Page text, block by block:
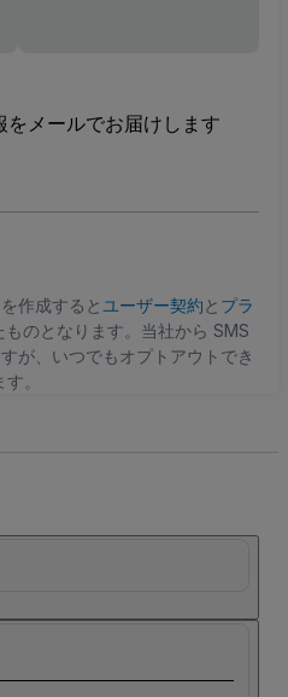
メールでお届けします
作成すると ユーザー契約と プラ
ものとなります。当社から SMS
が、いつでもオプトアウトでき
す。